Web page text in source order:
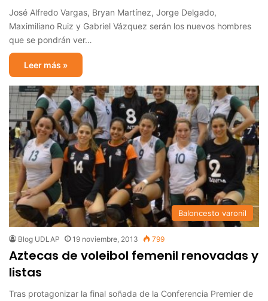
José Alfredo Vargas, Bryan Martínez, Jorge Delgado,
Maximiliano Ruiz y Gabriel Vázquez serán los nuevos hombres
que se pondrán ver…
Leer más »
Baloncesto varonil
Blog UDLAP 19 noviembre, 2013 799
Aztecas de voleibol femenil renovadas y
listas
Tras protagonizar la final soñada de la Conferencia Premier de